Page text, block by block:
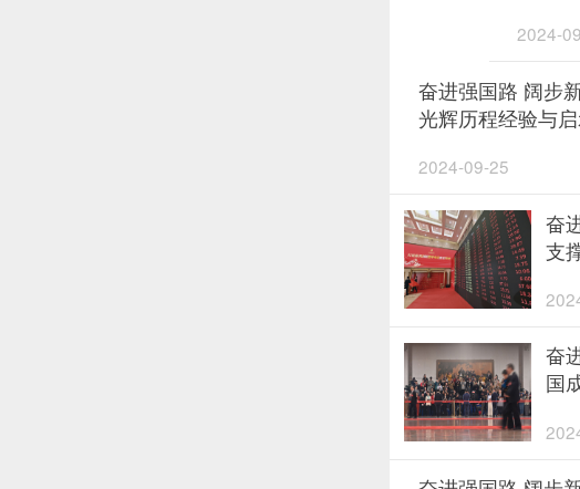
2024-
奋进强国路 阔步
光辉历程经验与
2024-09-25
奋
支
奋
国